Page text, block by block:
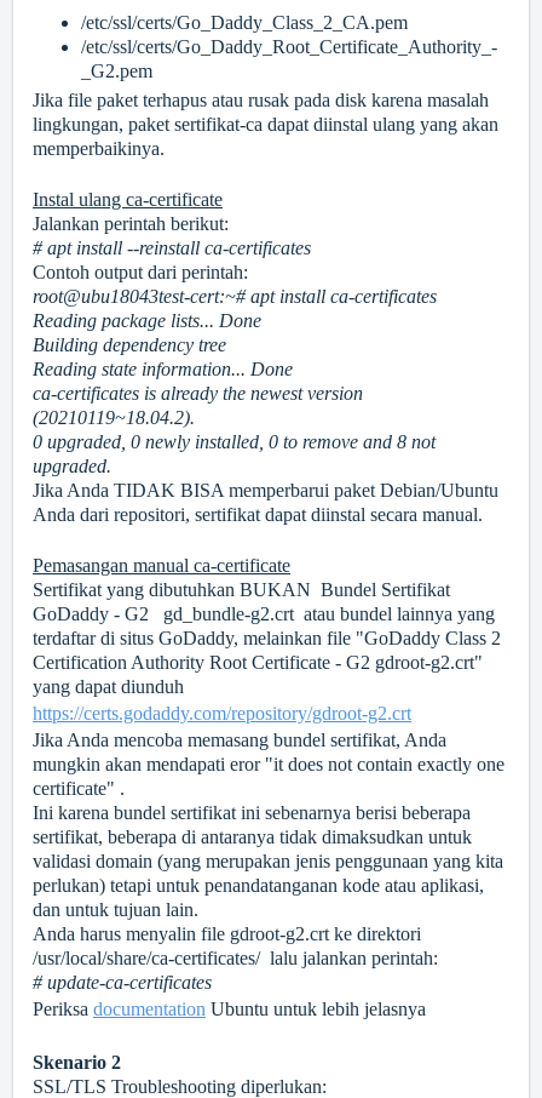
/etc/ssl/certs/Go_Daddy_Class_2_CA.pem
/etc/ssl/certs/Go_Daddy_Root_Certificate_Authority_-
_G2.pem
Jika file paket terhapus atau rusak pada disk karena masalah
lingkungan, paket sertifikat-ca dapat diinstal ulang yang akan
memperbaikinya.
Instal ulang ca-certificate
Jalankan perintah berikut:
# apt install --reinstall ca-certificates
Contoh output dari perintah:
root@ubu18043test-cert:~# apt install ca-certificates
Reading package lists... Done
Building dependency tree
Reading state information... Done
ca-certificates is already the newest version
(20210119~18.04.2).
0 upgraded, 0 newly installed, 0 to remove and 8 not
upgraded.
Jika Anda TIDAK BISA memperbarui paket Debian/Ubuntu
Anda dari repositori, sertifikat dapat diinstal secara manual.
Pemasangan manual ca-certificate
Sertifikat yang dibutuhkan BUKAN Bundel Sertifikat
GoDaddy - G2 gd_bundle-g2.crt atau bundel lainnya yang
terdaftar di situs GoDaddy, melainkan file "GoDaddy Class 2
Certification Authority Root Certificate - G2 gdroot-g2.crt"
yang dapat diunduh
https://certs.godaddy.com/repository/gdroot-g2.crt
Jika Anda mencoba memasang bundel sertifikat, Anda
mungkin akan mendapati eror "it does not contain exactly one
certificate" .
Ini karena bundel sertifikat ini sebenarnya berisi beberapa
sertifikat, beberapa di antaranya tidak dimaksudkan untuk
validasi domain (yang merupakan jenis penggunaan yang kita
perlukan) tetapi untuk penandatanganan kode atau aplikasi,
dan untuk tujuan lain.
Anda harus menyalin file gdroot-g2.crt ke direktori
/usr/local/share/ca-certificates/ lalu jalankan perintah:
# update-ca-certificates
Periksa documentation Ubuntu untuk lebih jelasnya
Skenario 2
SSL/TLS Troubleshooting diperlukan: